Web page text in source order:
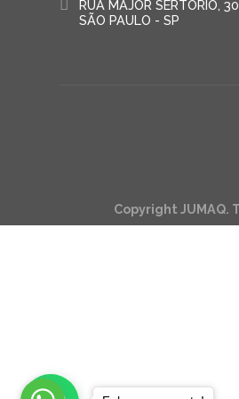
RUA MAJOR SERTÓRIO,
SÃO PAULO - SP
Copyright JUMAQ.